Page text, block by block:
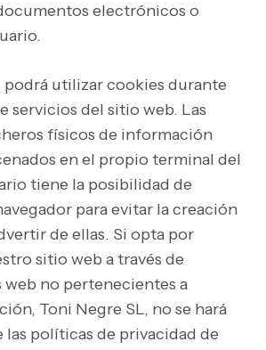
electrónicos o
podrá utilizar cookies durante
servicios del sitio web. Las
físicos de información
en el propio terminal del
tiene la posibilidad de
para evitar la creación
de ellas. Si opta por
sitio web a través de
web no pertenecientes a
Toni Negre SL, no se hará
las políticas de privacidad de